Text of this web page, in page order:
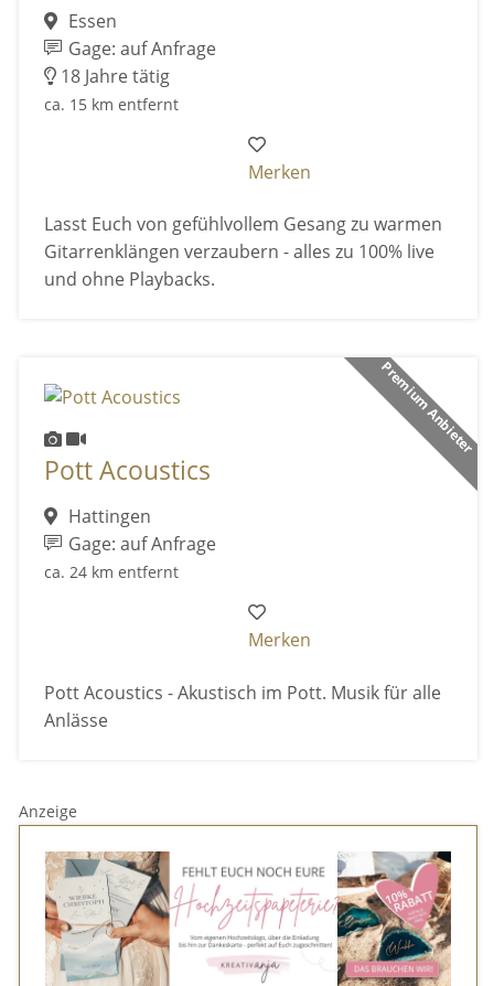
Essen
Gage: auf Anfrage
18 Jahre tätig
ca. 15 km entfernt
Merken
Lasst Euch von gefühlvollem Gesang zu warmen
Gitarrenklängen verzaubern - alles zu 100% live
und ohne Playbacks.
Premium Anbieter
Pott Acoustics
Hattingen
Gage: auf Anfrage
ca. 24 km entfernt
Merken
Pott Acoustics - Akustisch im Pott. Musik für alle
Anlässe
Anzeige